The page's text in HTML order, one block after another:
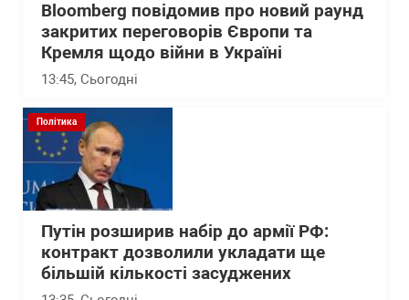
Bloomberg повідомив про новий раунд
закритих переговорів Європи та
Кремля щодо війни в Україні
13:45, Сьогодні
Політика
Путін розширив набір до армії РФ:
контракт дозволили укладати ще
більшій кількості засуджених